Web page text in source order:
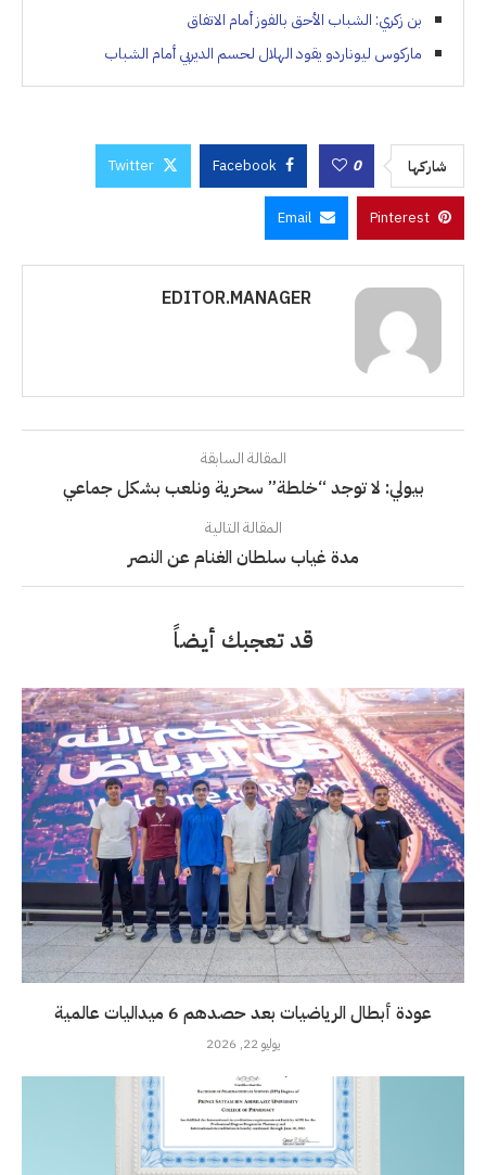
بن زكري: الشباب الأحق بالفوز أمام الاتفاق
ماركوس ليوناردو يقود الهلال لحسم الديربي أمام الشباب
شاركها 0
Facebook
Twitter
Pinterest
Email
EDITOR.MANAGER
المقالة السابقة
بيولي: لا توجد “خلطة” سحرية ونلعب بشكل جماعي
المقالة التالية
مدة غياب سلطان الغنام عن النصر
قد تعجبك أيضاً
عودة أبطال الرياضيات بعد حصدهم 6 ميداليات عالمية
يوليو 22, 2026